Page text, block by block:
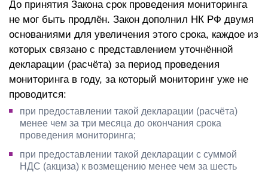
До принятия Закона срок проведения мониторинга
не мог быть продлён. Закон дополнил НК РФ двумя
основаниями для увеличения этого срока, каждое из
которых связано с представлением уточнённой
декларации (расчёта) за период проведения
мониторинга в году, за который мониторинг уже не
проводится:
при предоставлении такой декларации (расчёта)
менее чем за три месяца до окончания срока
проведения мониторинга;
при предоставлении такой декларации с суммой
НДС (акциза) к возмещению менее чем за шесть